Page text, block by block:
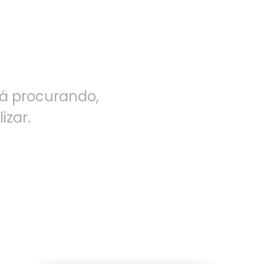
procurando,